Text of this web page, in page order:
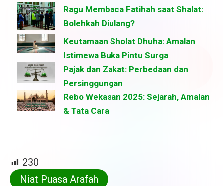
Ragu Membaca Fatihah saat Shalat:
Bolehkah Diulang?
Keutamaan Sholat Dhuha: Amalan
Istimewa Buka Pintu Surga
Pajak dan Zakat: Perbedaan dan
Persinggungan
Rebo Wekasan 2025: Sejarah, Amalan
& Tata Cara
230
Niat Puasa Arafah